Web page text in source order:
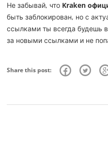
Не забывай, что Kraken
быть заблокирован, но с
ссылками ты всегда будешь
за новыми ссылками и не
Share this post: